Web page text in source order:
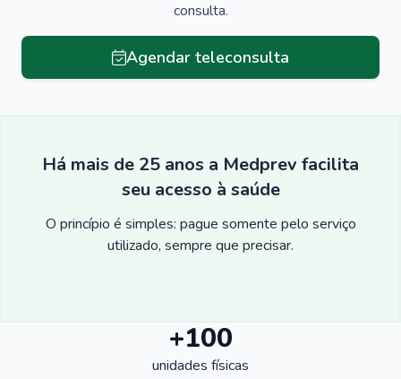
consulta.
Agendar teleconsulta
Há mais de 25 anos a Medprev facilita
seu acesso à saúde
O princípio é simples: pague somente pelo serviço
utilizado, sempre que precisar.
+100
unidades físicas